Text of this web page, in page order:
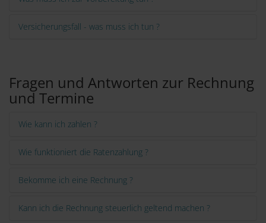
Versicherungsfall - was muss ich tun ?
Fragen und Antworten zur Rechnung
und Termine
Wie kann ich zahlen ?
Wie funktioniert die Ratenzahlung ?
Bekomme ich eine Rechnung ?
Kann ich die Rechnung steuerlich geltend machen ?